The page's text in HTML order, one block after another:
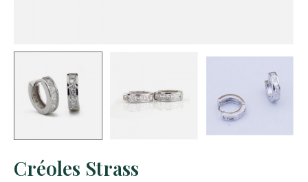
Créoles Strass